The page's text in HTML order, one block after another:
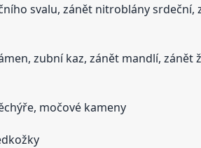
svalu, zánět nitroblány
zubní kaz, zánět mandlí, zánět
močové kameny